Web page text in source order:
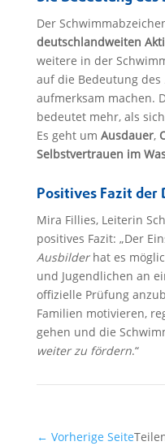
Der
deutschlandweiten
weitere in der
auf die Bedeutung des
aufmerksam machen.
bedeutet mehr, als
Es geht um Ausdauer,
Selbstvertrauen im
Positives Fazit der
Mira Fillies, Leiterin
positives Fazit: „Der
Ausbilderhat es
und Jugendlichen an
offizielle Prüfung
Familien motivieren,
gehen und die
weiter zu fördern.“
← Vorherige Seite